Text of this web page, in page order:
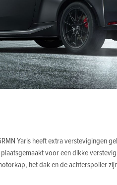
Yaris heeft extra verstevigingen
voor een dikke
het dak en de achterspoiler